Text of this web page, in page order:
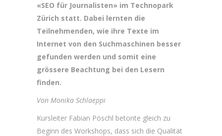
«SEO für Journalisten» im Technopark
Zürich statt. Dabei lernten die
Teilnehmenden, wie ihre Texte im
Internet von den Suchmaschinen besser
gefunden werden und somit eine
grössere Beachtung bei den Lesern
finden.
Von Monika Schlaeppi
Kursleiter Fabian Pöschl betonte gleich zu
Beginn des Workshops, dass sich die Qualität